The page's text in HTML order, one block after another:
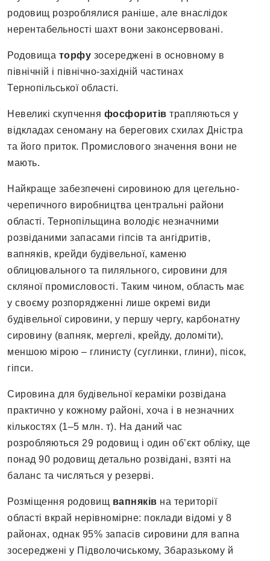
родовищ розроблялися раніше, але внаслідок
нерентабельності шахт вони законсервовані.
Родовища торфу зосереджені в основному в
північній і північно-західній частинах
Тернопільської області.
Невеликі скупчення фосфоритів трапляються у
відкладах сеноману на берегових схилах Дністра
та його приток. Промислового значення вони не
мають.
Найкраще забезпечені сировиною для цегельно-
черепичного виробництва центральні райони
області. Тернопільщина володіє незначними
розвіданими запасами гіпсів та ангідритів,
вапняків, крейди будівельної, каменю
облицювального та пиляльного, сировини для
скляної промисловості. Таким чином, область має
у своєму розпорядженні лише окремі види
будівельної сировини, у першу чергу, карбонатну
сировину (вапняк, мергелі, крейду, доломіти),
меншою мірою – глинисту (суглинки, глини), пісок,
гіпси.
Сировина для будівельної кераміки розвідана
практично у кожному районі, хоча і в незначних
кількостях (1–5 млн. т). На даний час
розробляються 29 родовищ і один об’єкт обліку, ще
понад 90 родовищ детально розвідані, взяті на
баланс та числяться у резерві.
Розміщення родовищ вапняків на території
області вкрай нерівномірне: поклади відомі у 8
районах, однак 95% запасів сировини для вапна
зосереджені у Підволочиському, Збаразькому й